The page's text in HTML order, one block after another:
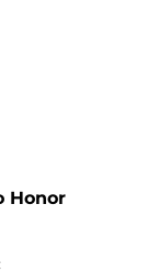
Honor